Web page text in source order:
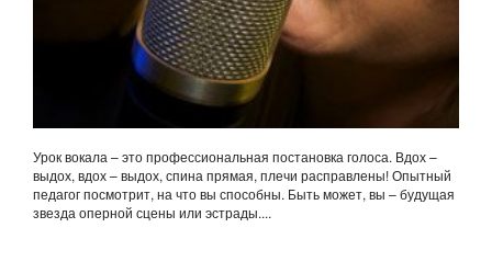
Урок вокала – это профессиональная постановка голоса. Вдох –
выдох, вдох – выдох, спина прямая, плечи расправлены! Опытный
педагог посмотрит, на что вы способны. Быть может, вы – будущая
звезда оперной сцены или эстрады....